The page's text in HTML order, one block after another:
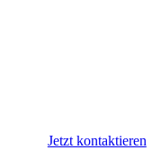
Jetzt kontaktieren